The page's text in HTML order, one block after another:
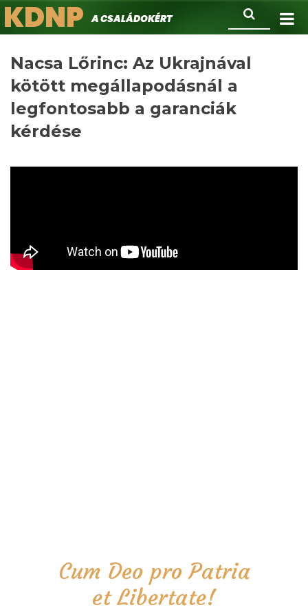
Ugrás
a
Keresés
KDNPA családokért.
Nacsa Lőrinc: Az Ukrajnával
kötött megállapodásnál a
legfontosabb a garanciák
kérdése
Cum Deo pro Patria
et Libertate!